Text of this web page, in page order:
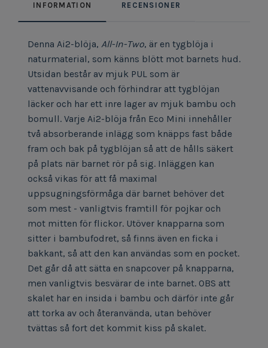
INFORMATION RECENSIONER
Denna Ai2-blöja, All-In-Two, är en tygblöja i
naturmaterial, som känns blött mot barnets hud.
Utsidan består av mjuk PUL som är
vattenavvisande och förhindrar att tygblöjan
läcker och har ett inre lager av mjuk bambu och
bomull. Varje Ai2-blöja från Eco Mini innehåller
två absorberande inlägg som knäpps fast både
fram och bak på tygblöjan så att de hålls säkert
på plats när barnet rör på sig. Inläggen kan
också vikas för att få maximal
uppsugningsförmåga där barnet behöver det
som mest - vanligtvis framtill för pojkar och
mot mitten för flickor. Utöver knapparna som
sitter i bambufodret, så finns även en ficka i
bakkant, så att den kan användas som en pocket.
Det går då att sätta en snapcover på knapparna,
men vanligtvis besvärar de inte barnet. OBS att
skalet har en insida i bambu och därför inte går
att torka av och återanvända, utan behöver
tvättas så fort det kommit kiss på skalet.